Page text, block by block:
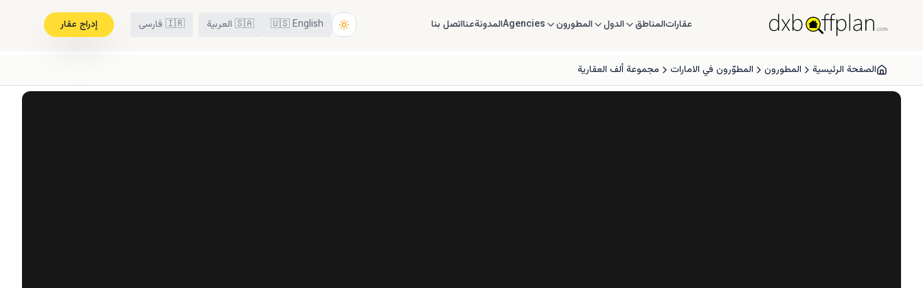
عقاراتالمناطق الدول المطورون Agenciesالمدونةعنااتصل بنا 🇺🇸English
🇸🇦 العربية 🇮🇷 فارسی إدراج عقار
الصفحة الرئيسية المطورون المطوّرون في الامارات مجموعة ألف العقارية